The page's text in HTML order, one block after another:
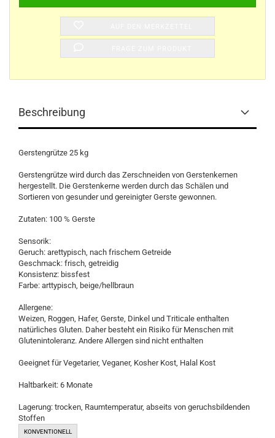
Beschreibung
Gerstengrütze 25 kg
Gerstengrütze wird durch das Zerschneiden von Gerstenkernen
hergestellt. Die Gerstenkerne werden durch das Schälen und
Sortieren von gesunder und gereinigter Gerste gewonnen.
Zutaten: 100 % Gerste
Sensorik:
Geruch: arettypisch, nach frischem Getreide
Geschmack: frisch, getreidig
Konsistenz: bissfest
Farbe: arttypisch, beige/hellbraun
Allergene:
Weizen, Roggen, Hafer, Gerste, Dinkel und Triticale enthalten
natürliches Gluten. Daher besteht ein Risiko für Menschen mit
Glutenintoleranz. Andere Allergen sind nicht enthalten
Geeignet für Vegetarier, Veganer, Kosher Kost, Halal Kost
Haltbarkeit: 6 Monate
Lagerung: trocken, Raumtemperatur, abseits von geruchsbildenden
Stoffen
KONVENTIONELL